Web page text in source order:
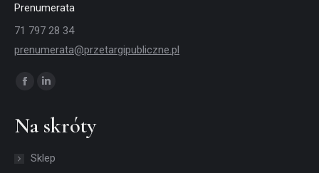
Prenumerata
71 797 28 34
prenumerata@przetargipubliczne.pl
Znajdź nas na:
Facebook
opens
new
opens
new
Na skróty
Sklep